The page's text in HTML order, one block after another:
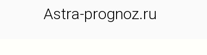
Astra-prognoz.ru